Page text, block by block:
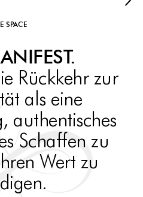
SPACE
Rückkehr zur
als eine
authentisches
Schaffen zu
Wert zu